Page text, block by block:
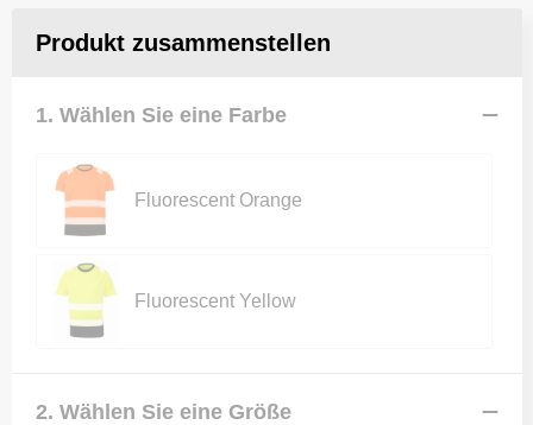
Produkt zusammenstellen
1. Wählen Sie eine Farbe
Fluorescent Orange
Fluorescent Yellow
2. Wählen Sie eine Größe